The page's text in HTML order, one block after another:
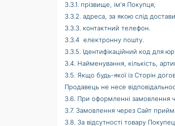
3.3.1. прізвище, ім'я Покупця;
3.3.2. адреса, за якою слід
3.3.3. контактний телефон.
3.3.4 електронну пошту.
3.3.5. Ідентифікаційний код для
3.4. Найменування, кількість,
3.5. Якщо будь-якої із Сторін
Продавець не несе
3.6. При оформленні замовлення
3.7. Замовлення через Сайт
3.8. За відсутності товару